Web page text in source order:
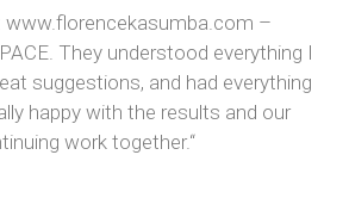
www.florencekasumba.com –
They understood everything I
suggestions, and had everything
happy with the results and our
work together.“